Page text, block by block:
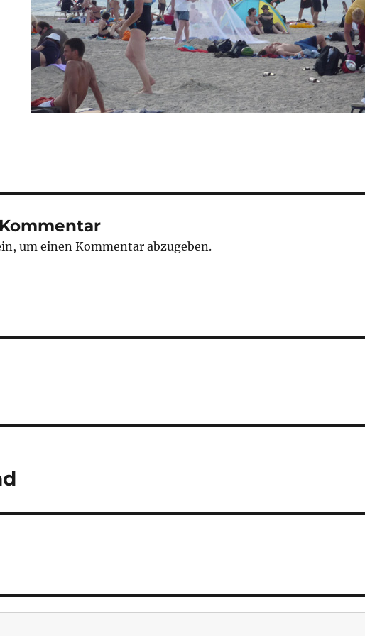
um einen Kommentar abzugeben.